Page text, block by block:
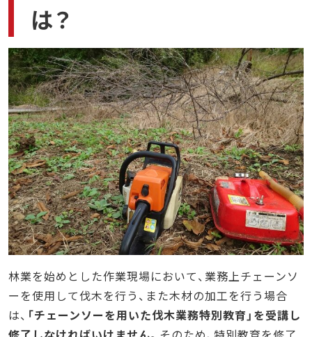
分かりやすい実技サポート動画が手に入る
まとめ
は？
林業を始めとした作業現場において、業務上チェーンソ
ーを使用して伐木を行う、また木材の加工を行う場合
は、 「チェーンソーを用いた伐木業務特別教育」を受講し